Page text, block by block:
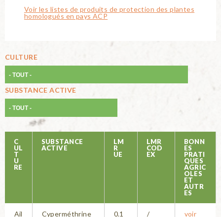
Voir les listes de produits de protection des plantes
homologués en pays ACP
CULTURE
SUBSTANCE ACTIVE
C
UL
T
U
RE
SUBSTANCE
ACTIVE
LM
R
UE
LMR
COD
EX
BONN
ES
PRATI
QUES
AGRIC
OLES
ET
AUTR
ES
Ail Cyperméthrine 0.1 / voir